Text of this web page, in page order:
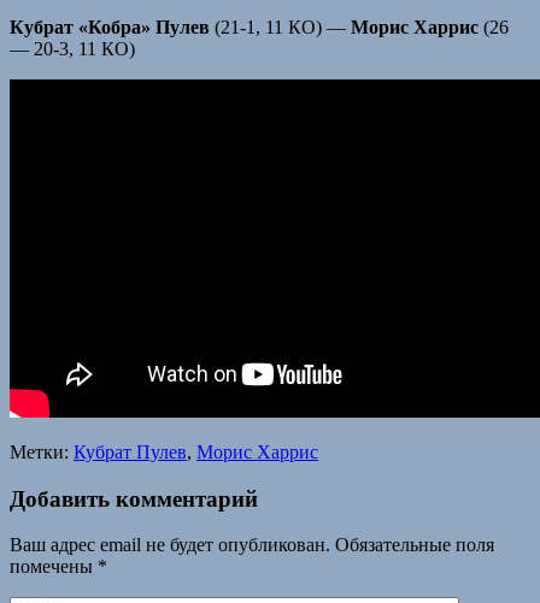
Кубрат «Кобра» Пулев (21-1, 11 КО) — Морис Харрис (26
— 20-3, 11 КО)
Метки: Кубрат Пулев, Морис Харрис
Добавить комментарий
Ваш адрес email не будет опубликован. Обязательные поля
помечены *